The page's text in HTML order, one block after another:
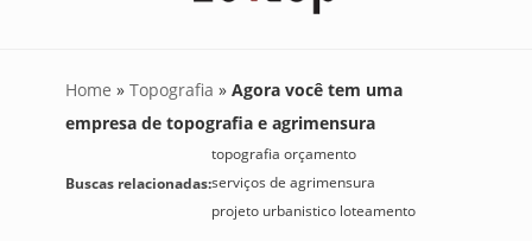
Home » Topografia » Agora você tem uma
empresa de topografia e agrimensura
Buscas relacionadas:
topografia orçamento
serviços de agrimensura
projeto urbanistico loteamento